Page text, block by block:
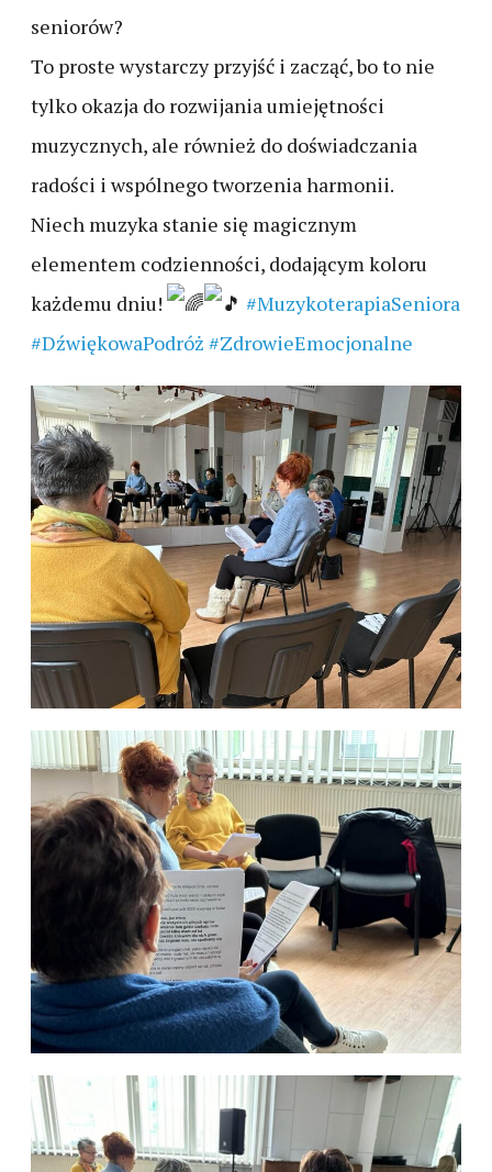
seniorów?
To proste wystarczy przyjść i zacząć, bo to nie
tylko okazja do rozwijania umiejętności
muzycznych, ale również do doświadczania
radości i wspólnego tworzenia harmonii.
Niech muzyka stanie się magicznym
elementem codzienności, dodającym koloru
każdemu dniu!
#MuzykoterapiaSeniora
#DźwiękowaPodróż #ZdrowieEmocjonalne